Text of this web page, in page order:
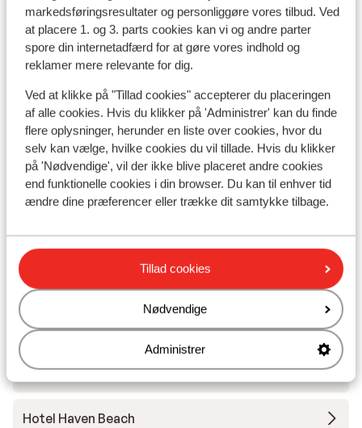
markedsføringsresultater og personliggøre vores tilbud. Ved
at placere 1. og 3. parts cookies kan vi og andre parter
spore din internetadfærd for at gøre vores indhold og
reklamer mere relevante for dig.
Ved at klikke på "Tillad cookies" accepterer du placeringen
af alle cookies. Hvis du klikker på 'Administrer' kan du finde
flere oplysninger, herunder en liste over cookies, hvor du
selv kan vælge, hvilke cookies du vil tillade. Hvis du klikker
på 'Nødvendige', vil der ikke blive placeret andre cookies
end funktionelle cookies i din browser. Du kan til enhver tid
ændre dine præferencer eller trække dit samtykke tilbage.
Tillad cookies
Nødvendige
Administrer
Hotel Sentido Port Royal Villas & Spa -
Voksenhotel 16+
Eleonas Boutique Hotel & Spa - Voksenhotel
Hotel Mayia Exclusive Resort & Spa - voksenhotel
Hotel Amada Colossos Resort
Hotel Casa Cabana - voksenhotel
Hotel Gennadi Grand Resort
Hotel Atrium Platinum
Hotel Esperos Mare Resort
Hotel Haven Beach